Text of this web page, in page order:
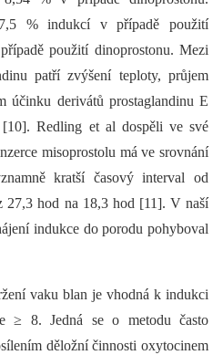
% indukcí v případě použití
použití dinoprostonu. Mezi
patří zvýšení teploty, průjem
účinku derivátů prostaglandinu E
[10]. Redling et al dospěli ve své
misoprostolu má ve srovnání
kratší časový interval od
27,3 hod na 18,3 hod [11]. V naší
indukce do porodu pohyboval
vaku blan je vhodná k indukci
≥ 8. Jedná se o metodu často
děložní činnosti oxytocinem